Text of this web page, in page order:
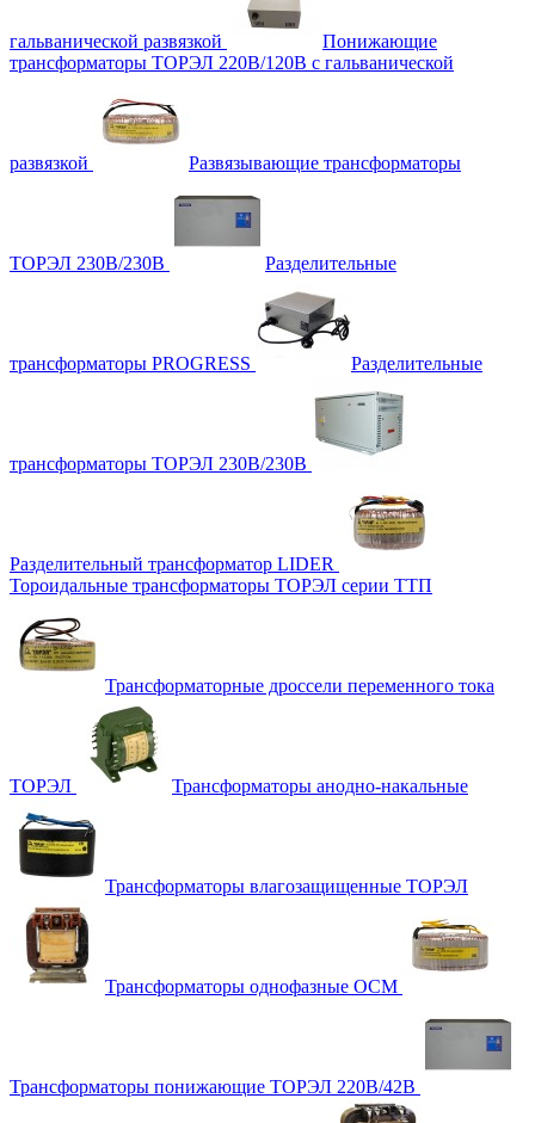
гальванической развязкой
Понижающие
трансформаторы ТОРЭЛ 220В/120В с гальванической
развязкой Развязывающие трансформаторы
ТОРЭЛ 230В/230В Разделительные
трансформаторы PROGRESS Разделительные
трансформаторы ТОРЭЛ 230В/230В
Разделительный трансформатор LIDER
Тороидальные трансформаторы ТОРЭЛ серии ТТП
Трансформаторные дроссели переменного тока
ТОРЭЛ Трансформаторы анодно-накальные
Трансформаторы влагозащищенные ТОРЭЛ
Трансформаторы однофазные ОСМ
Трансформаторы понижающие ТОРЭЛ 220В/42В